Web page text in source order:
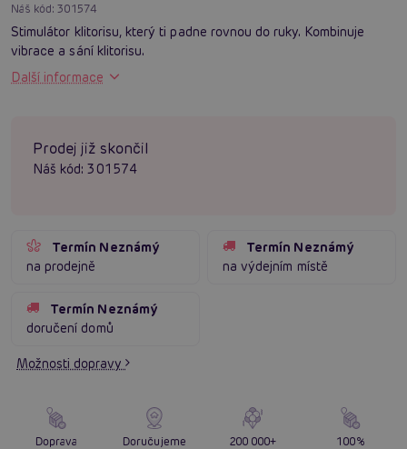
Náš kód:301574
Stimulátor klitorisu, který ti padne rovnou do ruky. Kombinuje
vibrace a sání klitorisu.
Další informace
Prodej již skončil
Náš kód: 301574
Termín Neznámý
na prodejně
Termín Neznámý
na výdejním místě
Termín Neznámý
doručení domů
Možnosti dopravy
Doprava
Doručujeme
200 000+
100%